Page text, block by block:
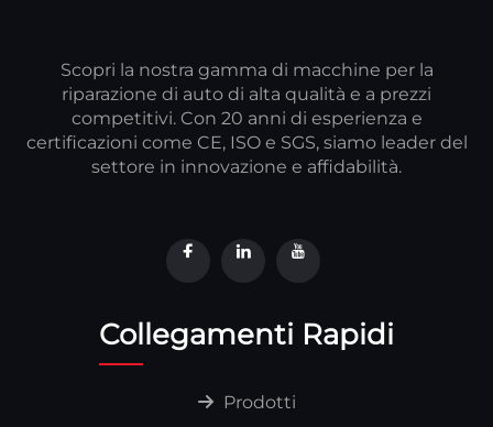
Scopri la nostra gamma di macchine per la
riparazione di auto di alta qualità e a prezzi
competitivi. Con 20 anni di esperienza e
certificazioni come CE, ISO e SGS, siamo leader del
settore in innovazione e affidabilità.
Collegamenti Rapidi
Prodotti